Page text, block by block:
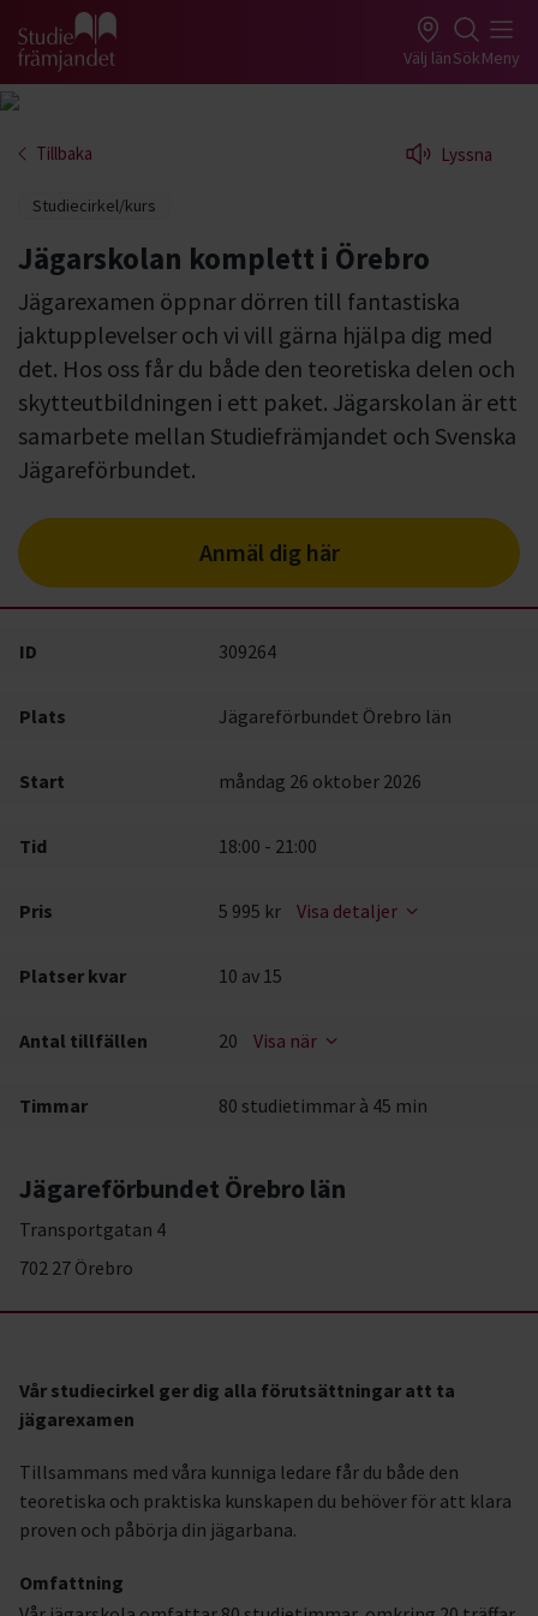
Gå till studiefrämjandets startsida Välj länSökMeny
Tillbaka Lyssna
Studiecirkel/kurs
Jägarskolan komplett i Örebro
Jägarexamen öppnar dörren till fantastiska
jaktupplevelser och vi vill gärna hjälpa dig med
det. Hos oss får du både den teoretiska delen och
skytteutbildningen i ett paket. Jägarskolan är ett
samarbete mellan Studiefrämjandet och Svenska
Jägareförbundet.
Anmäl dig här
ID 309264
Plats Jägareförbundet Örebro län
Start måndag 26 oktober 2026
Tid 18:00 - 21:00
Pris 5 995 kr Visa detaljer
Platser kvar 10 av 15
Antal tillfällen 20 Visa när
Timmar 80 studietimmar à 45 min
Jägareförbundet Örebro län
Transportgatan 4
702 27 Örebro
Vår studiecirkel ger dig alla förutsättningar att ta
jägarexamen
Tillsammans med våra kunniga ledare får du både den
teoretiska och praktiska kunskapen du behöver för att klara
proven och påbörja din jägarbana.
Omfattning